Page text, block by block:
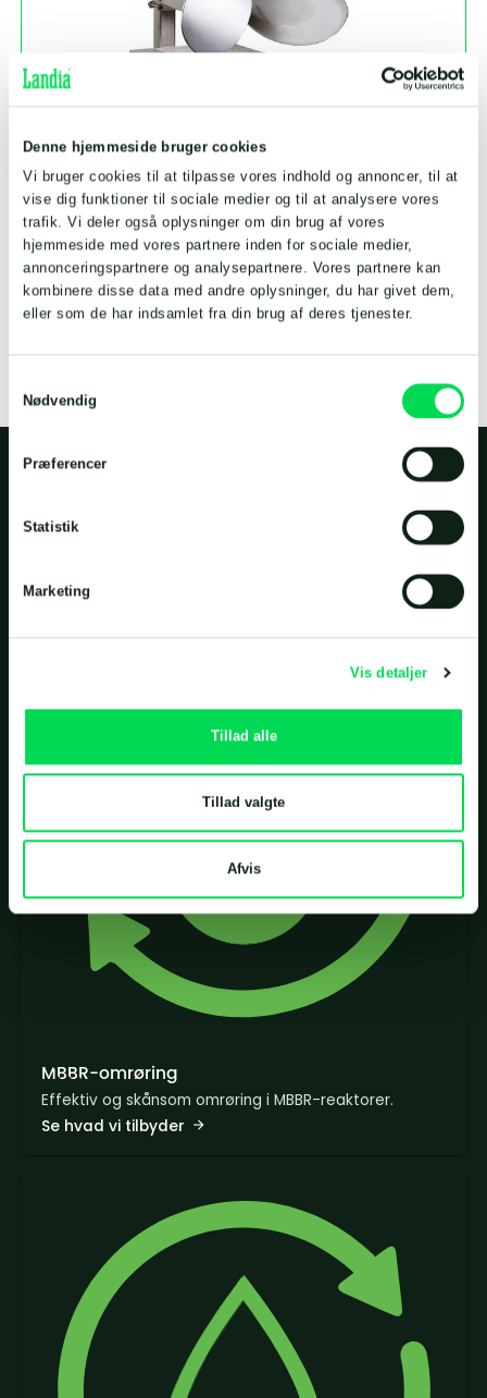
Denne hjemmeside bruger cookies
Vi bruger cookies til at tilpasse vores indhold og annoncer, til at
vise dig funktioner til sociale medier og til at analysere vores
trafik. Vi deler også oplysninger om din brug af vores
hjemmeside med vores partnere inden for sociale medier,
annonceringspartnere og analysepartnere. Vores partnere kan
kombinere disse data med andre oplysninger, du har givet dem,
eller som de har indsamlet fra din brug af deres tjenester.
Nødvendig
Præferencer
Statistik
Marketing
Vis detaljer
Tillad alle
Tillad valgte
Afvis
Neddykket omrører POP-I
Hent datablad
Vores løsninger inden for
MBBR-omrøring
Effektiv og skånsom omrøring i MBBR-reaktorer.
Se hvad vi tilbyder